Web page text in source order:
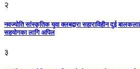
२
नवज्योति सांस्कृतिक युवा क्लबद्वारा सहाराविहीन दुई
सहयोगका लागि अपिल
३